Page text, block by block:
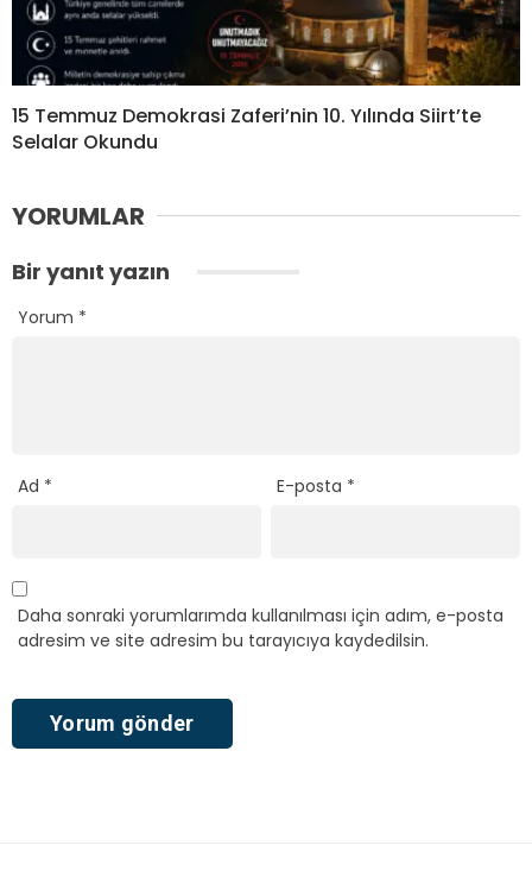
15 Temmuz Demokrasi Zaferi’nin 10. Yılında Siirt’te
Selalar Okundu
YORUMLAR
Bir yanıt yazın
Yorum *
Ad * E-posta *
Daha sonraki yorumlarımda kullanılması için adım, e-posta
adresim ve site adresim bu tarayıcıya kaydedilsin.